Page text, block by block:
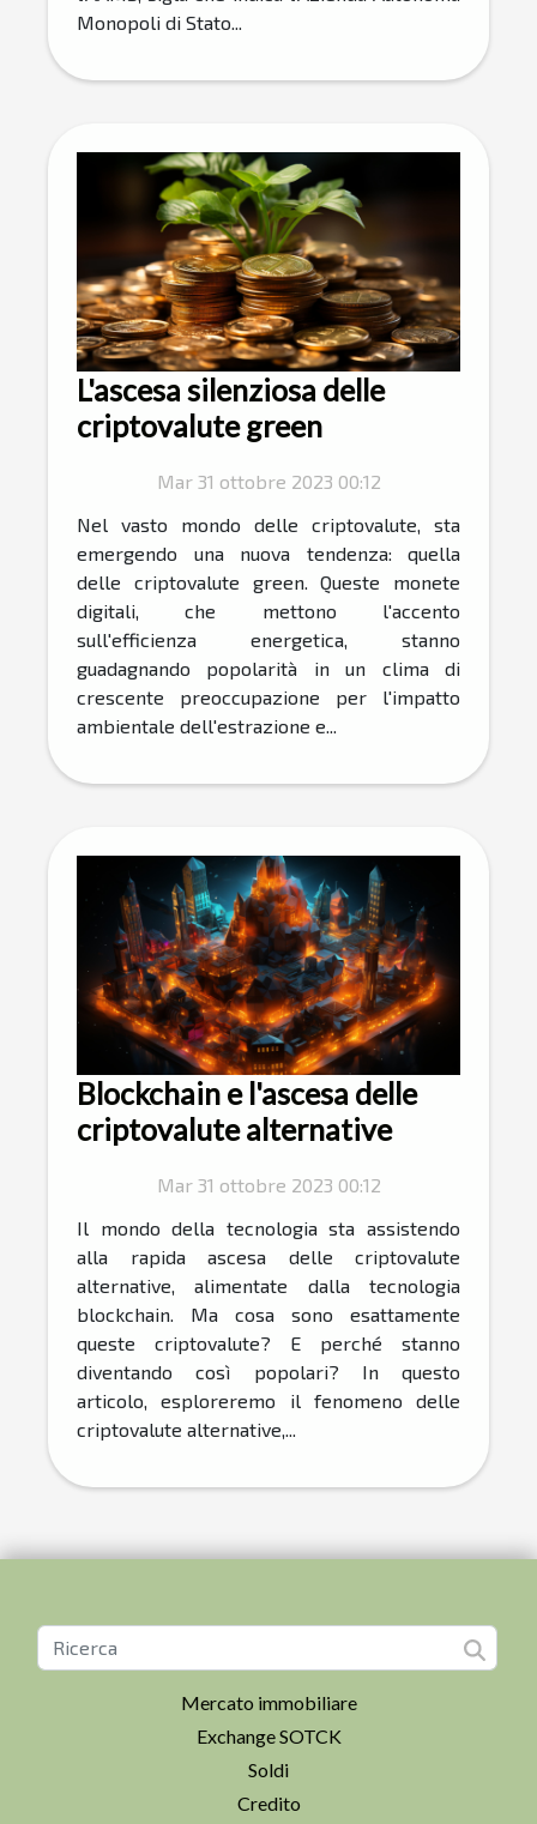
Monopoli di Stato...
L'ascesa silenziosa delle
criptovalute green
Mar 31 ottobre 2023 00:12
Nel vasto mondo delle criptovalute, sta
emergendo una nuova tendenza: quella
delle criptovalute green. Queste monete
digitali, che mettono l'accento
sull'efficienza energetica, stanno
guadagnando popolarità in un clima di
crescente preoccupazione per l'impatto
ambientale dell'estrazione e...
Blockchain e l'ascesa delle
criptovalute alternative
Mar 31 ottobre 2023 00:12
Il mondo della tecnologia sta assistendo
alla rapida ascesa delle criptovalute
alternative, alimentate dalla tecnologia
blockchain. Ma cosa sono esattamente
queste criptovalute? E perché stanno
diventando così popolari? In questo
articolo, esploreremo il fenomeno delle
criptovalute alternative,...
Mercato immobiliare
Exchange SOTCK
Soldi
Credito